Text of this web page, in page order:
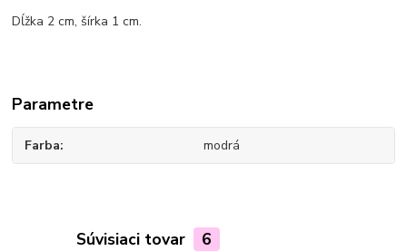
Dĺžka 2 cm, šírka 1 cm.
Parametre
Farba modrá
Súvisiaci tovar 6